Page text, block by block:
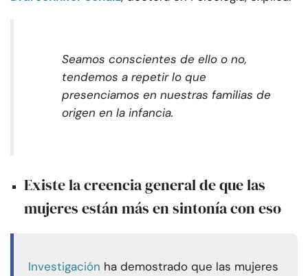
Seamos conscientes de ello o no,
tendemos a repetir lo que
presenciamos en nuestras familias de
origen en la infancia.
Existe la creencia general de que las
mujeres están más en sintonía con eso
Investigación ha demostrado que las mujeres